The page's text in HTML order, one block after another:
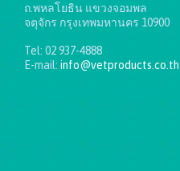
ถ.พหลโยธิน แขวงจอมพล
จตุจักร กรุงเทพมหานคร 10900
Tel: 02 937-4888
E-mail: info@vetproducts.co.th